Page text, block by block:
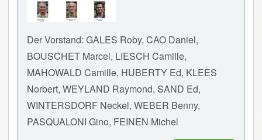
Der Vorstand: GALES Roby, CAO Daniel,
BOUSCHET Marcel, LIESCH Camille,
MAHOWALD Camille, HUBERTY Ed, KLEES
Norbert, WEYLAND Raymond, SAND Ed,
WINTERSDORF Neckel, WEBER Benny,
PASQUALONI Gino, FEINEN Michel